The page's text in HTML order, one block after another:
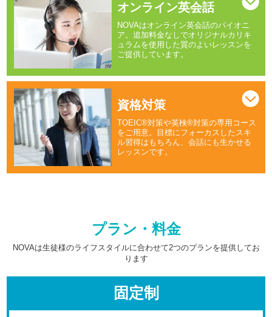
オンライン英会話
NOVAはオンライン英会話のパイオニ
ア。追加料金なしでオリジナルカリキ
ュラムを使用した質のよいレッスンを
ご提供しています。
資格対策
TOEIC®対策や英検®対策の専用コース
をご用意。目標にフォーカスしたスキ
ル習得はもちろん、会話にも生かせる
レッスンです。
プラン・料金
NOVAは生徒様のライフスタイルに合わせて2つのプランを提供してお
ります
固定制